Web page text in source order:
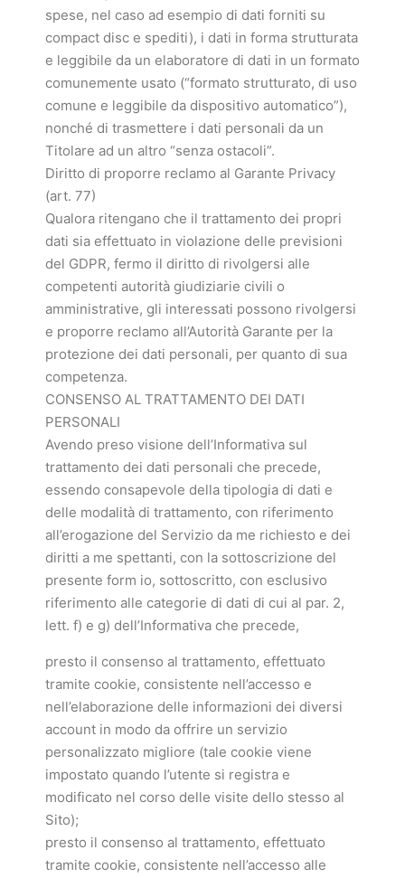
spese, nel caso ad esempio di dati forniti su
compact disc e spediti), i dati in forma strutturata
e leggibile da un elaboratore di dati in un formato
comunemente usato (“formato strutturato, di uso
comune e leggibile da dispositivo automatico”),
nonché di trasmettere i dati personali da un
Titolare ad un altro “senza ostacoli”.
Diritto di proporre reclamo al Garante Privacy
(art. 77)
Qualora ritengano che il trattamento dei propri
dati sia effettuato in violazione delle previsioni
del GDPR, fermo il diritto di rivolgersi alle
competenti autorità giudiziarie civili o
amministrative, gli interessati possono rivolgersi
e proporre reclamo all’Autorità Garante per la
protezione dei dati personali, per quanto di sua
competenza.
CONSENSO AL TRATTAMENTO DEI DATI
PERSONALI
Avendo preso visione dell’Informativa sul
trattamento dei dati personali che precede,
essendo consapevole della tipologia di dati e
delle modalità di trattamento, con riferimento
all’erogazione del Servizio da me richiesto e dei
diritti a me spettanti, con la sottoscrizione del
presente form io, sottoscritto, con esclusivo
riferimento alle categorie di dati di cui al par. 2,
lett. f) e g) dell’Informativa che precede,
presto il consenso al trattamento, effettuato
tramite cookie, consistente nell’accesso e
nell’elaborazione delle informazioni dei diversi
account in modo da offrire un servizio
personalizzato migliore (tale cookie viene
impostato quando l’utente si registra e
modificato nel corso delle visite dello stesso al
Sito);
presto il consenso al trattamento, effettuato
tramite cookie, consistente nell’accesso alle